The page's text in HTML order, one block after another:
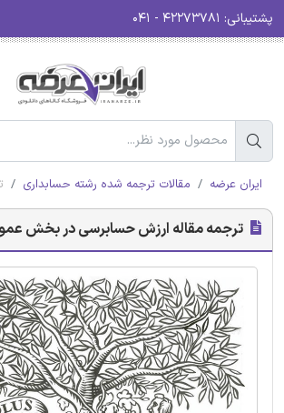
پشتیبانی:
ایران عرضه مقالات ترجمه شده رشته حسابداری
ترجمه مقاله ارزش حسابرسی در بخش